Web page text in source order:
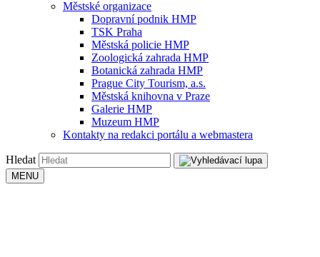
Městské organizace
Dopravní podnik HMP
TSK Praha
Městská policie HMP
Zoologická zahrada HMP
Botanická zahrada HMP
Prague City Tourism, a.s.
Městská knihovna v Praze
Galerie HMP
Muzeum HMP
Kontakty na redakci portálu a webmastera
Hledat
MENU